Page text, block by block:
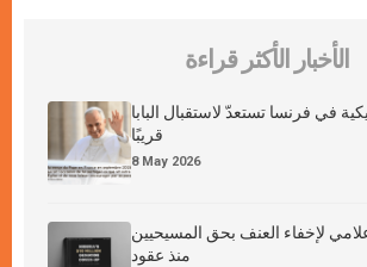
الأخبار الأكثر قراءة
في فرنسا تستعدّ لاستقبال البابا
قريبًا
8 May 2026
لإخفاء العنف بحق المسيحيين
منذ عقود